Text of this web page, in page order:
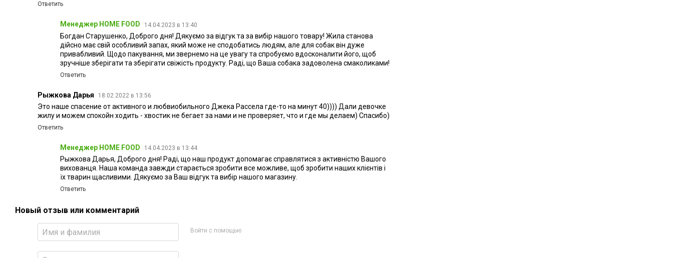
Ответить
Менеджер HOME FOOD 14.04.2023 в 13:40
Богдан Старушенко, Доброго дня! Дякуємо за відгук та за вибір нашого товару! Жила станова
дійсно має свій особливий запах, який може не сподобатись людям, але для собак він дуже
привабливий. Щодо пакування, ми звернемо на це увагу та спробуємо вдосконалити його, щоб
зручніше зберігати та зберігати свіжість продукту. Раді, що Ваша собака задоволена смаколиками!
Ответить
Рыжкова Дарья 18.02.2022 в 13:56
Это наше спасение от активного и любвиобильного Джека Рассела где-то на минут 40)))) Дали девочке
жилу и можем спокойн ходить - хвостик не бегает за нами и не проверяет, что и где мы делаем) Спасибо)
Ответить
Менеджер HOME FOOD 14.04.2023 в 13:44
Рыжкова Дарья, Доброго дня! Раді, що наш продукт допомагає справлятися з активністю Вашого
вихованця. Наша команда завжди старається зробити все можливе, щоб зробити наших клієнтів і
їх тварин щасливими. Дякуємо за Ваш відгук та вибір нашого магазину.
Ответить
Новый отзыв или комментарий
Войти с помощью